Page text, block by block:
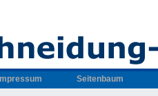
Impressum Seitenbaum